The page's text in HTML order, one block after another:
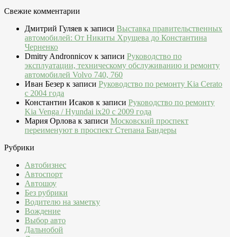
Свежие комментарии
Дмитрий Гуляев к записи Выставка правительственных
автомобилей: От Никиты Хрущева до Константина
Черненко
Dmitry Andronnicov к записи Руководство по
эксплуатации, техническому обслуживанию и ремонту
автомобилей Volvo 740, 760
Иван Безер к записи Руководство по ремонту Kia Cerato
c 2004 года
Константин Исаков к записи Руководство по ремонту
Kia Venga / Hyundai ix20 c 2009 года
Мария Орлова к записи Московский проспект
переименуют в проспект Степана Бандеры
Рубрики
Автобизнес
Автоспорт
Автошоу
Без рубрики
Водителю на заметку
Вождение
Выбор авто
Дальнобой